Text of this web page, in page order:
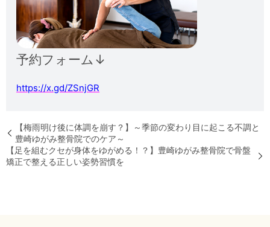
予約フォーム↓
https://x.gd/ZSnjGR
【梅雨明け後に体調を崩す？】～季節の変わり目に起こる不調と
豊崎ゆがみ整骨院でのケア～
【足を組むクセが身体をゆがめる！？】豊崎ゆがみ整骨院で骨盤
矯正で整える正しい姿勢習慣を